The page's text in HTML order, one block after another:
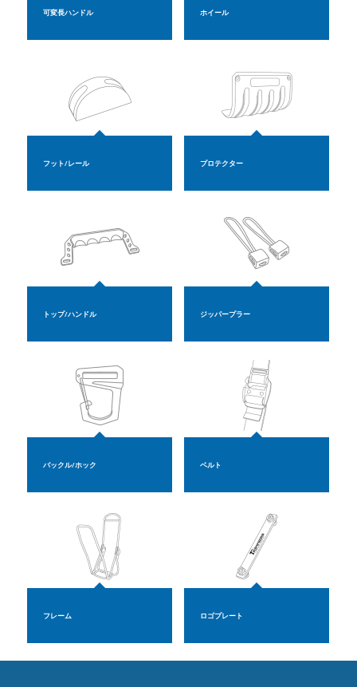
可変長ハンドル ホイール
フット/レール プロテクター
トップ/ハンドル ジッパープラー
バックル/ホック ベルト
フレーム ロゴプレート